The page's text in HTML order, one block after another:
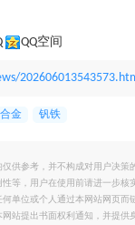
QQ空间
金 钒铁
供参考，并不构成对用户决
等，用户在使用前请进一步
单位或个人通过本网站网页
站提出书面权利通知，并提